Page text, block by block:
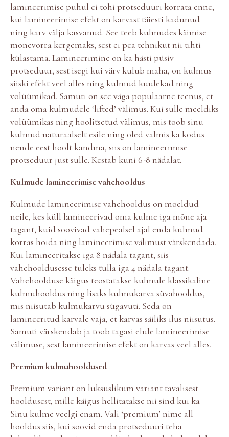
lamineerimise puhul ei tohi protseduuri korrata enne,
kui lamineerimise efekt on karvast täiesti kadunud
ning karv välja kasvanud. See teeb kulmudes käimise
mõnevõrra kergemaks, sest ei pea tehnikut nii tihti
külastama. Lamineerimine on ka hästi püsiv
protseduur, sest isegi kui värv kulub maha, on kulmus
siiski efekt veel alles ning kulmud kuulekad ning
volüümikad. Samuti on see väga populaarne teenus, et
anda oma kulmudele ‘lifted’ välimus. Kui sulle meeldiks
volüümikas ning hoolitsetud välimus, mis toob sinu
kulmud naturaalselt esile ning oled valmis ka kodus
nende eest hoolt kandma, siis on lamineerimise
protseduur just sulle. Kestab kuni 6-8 nädalat.
Kulmude lamineerimise vahehooldus
Kulmude lamineerimise vahehooldus on mõeldud
neile, kes küll lamineerivad oma kulme iga mõne aja
tagant, kuid soovivad vahepealsel ajal enda kulmud
korras hoida ning lamineerimise välimust värskendada.
Kui lamineeritakse iga 8 nädala tagant, siis
vahehooldusesse tuleks tulla iga 4 nädala tagant.
Vahehoolduse käigus teostatakse kulmule klassikaline
kulmuhooldus ning lisaks kulmukarva süvahooldus,
mis niisutab kulmukarvu sügavuti. Seda on
lamineeritud karvale vaja, et karvas säiliks ilus niisutus.
Samuti värskendab ja toob tagasi elule lamineerimise
välimuse, sest lamineerimise efekt on karvas veel alles.
Premium kulmuhooldused
Premium variant on luksuslikum variant tavalisest
hooldusest, mille käigus hellitatakse nii sind kui ka
Sinu kulme veelgi enam. Vali ‘premium’ nime all
hooldus siis, kui soovid enda protseduuri teha